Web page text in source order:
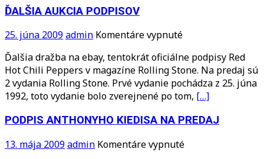
ĎALŠIA AUKCIA PODPISOV
25. júna 2009admin Komentáre vypnuténa
AUKCIA
PODPISOV
Ďalšia dražba na ebay, tentokrát oficiálne podpisy Red
Hot Chili Peppers v magazíne Rolling Stone. Na predaj sú
2 vydania Rolling Stone. Prvé vydanie pochádza z 25. júna
1992, toto vydanie bolo zverejnené po tom, […]
PODPIS ANTHONYHO KIEDISA NA PREDAJ
13. mája 2009admin Komentáre vypnuténa